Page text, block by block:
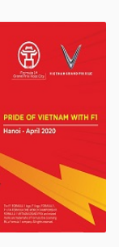
autant d'être
raffinée, à
concentré de
à la fois
garniture
unique.